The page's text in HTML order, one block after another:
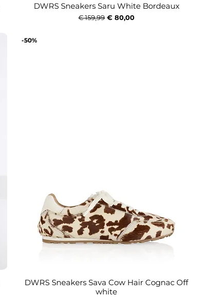
Snel overzicht
DWRS Sneakers Saru White Bordeaux
Normale prijs
€ 159,99 Verkoopprijs
€ 80,00
Snel overzicht
-50%
DWRS Sneakers Sava Cow Hair Cognac Off
white